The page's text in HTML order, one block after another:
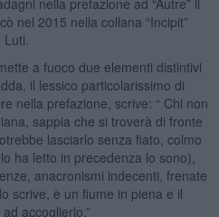
nel 2015 nella collana “Incipit”
a fuoco due elementi distintivi
il lessico particolarissimo di
nella prefazione, scrive: “ Chi non
sappia che si troverà di fronte
lasciarlo senza fiato, colmo
ha letto in precedenza lo sono),
anacronismi indecenti, frenate
scrive, è un fiume in piena e il
accoglierlo.”